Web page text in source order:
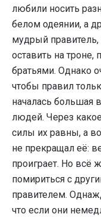
любили носить
белом одеянии, а
мудрый правитель,
оставить на
братьями. Однако
чтобы правил
началась большая
людей. Через
силы их равны, а
не прекращал её:
проиграет. Но всё
помириться с
правителем.
что если они